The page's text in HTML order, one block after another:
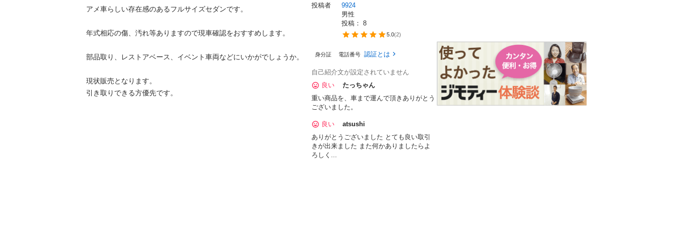
アメ車らしい存在感のあるフルサイズセダンです。
年式相応の傷、汚れ等ありますので現車確認をおすすめします。
部品取り、レストアベース、イベント車両などにいかがでしょうか。
現状販売となります。
引き取りできる方優先です。
投稿者
9924
男性
投稿： 8
5.0(2)
身分証 電話番号 認証とは
自己紹介文が設定されていません
良い
たっちゃん
重い商品を、車まで運んで頂きありがとう
ございました。
良い
atsushi
ありがとうございました とても良い取引
きが出来ました また何かありましたらよ
ろしく...